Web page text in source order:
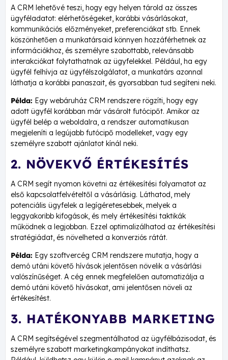
A CRM lehetővé teszi, hogy egy helyen tárold az összes
ügyféladatot: elérhetőségeket, korábbi vásárlásokat,
kommunikációs előzményeket, preferenciákat stb. Ennek
köszönhetően a munkatársaid könnyen hozzáférhetnek az
információkhoz, és személyre szabottabb, relevánsabb
interakciókat folytathatnak az ügyfelekkel. Például, ha egy
ügyfél felhívja az ügyfélszolgálatot, a munkatárs azonnal
láthatja a korábbi panaszait, és gyorsabban tud segíteni neki.
Példa: Egy webáruház CRM rendszere rögzíti, hogy egy
adott ügyfél korábban már vásárolt futócipőt. Amikor az
ügyfél belép a weboldalra, a rendszer automatikusan
megjeleníti a legújabb futócipő modelleket, vagy egy
személyre szabott ajánlatot kínál neki.
2. NÖVEKVŐ ÉRTÉKESÍTÉS
A CRM segít nyomon követni az értékesítési folyamatot az
első kapcsolatfelvételtől a vásárlásig. Láthatod, mely
potenciális ügyfelek a legígéretesebbek, melyek a
leggyakoribb kifogások, és mely értékesítési taktikák
működnek a legjobban. Ezzel optimalizálhatod az értékesítési
stratégiádat, és növelheted a konverziós rátát.
Példa: Egy szoftvercég CRM rendszere mutatja, hogy a
demó utáni követő hívások jelentősen növelik a vásárlási
valószínűséget. A cég ennek megfelelően automatizálja a
demó utáni követő hívásokat, ami jelentősen növeli az
értékesítést.
3. HATÉKONYABB MARKETING
A CRM segítségével szegmentálhatod az ügyfélbázisodat, és
személyre szabott marketingkampányokat indíthatsz.